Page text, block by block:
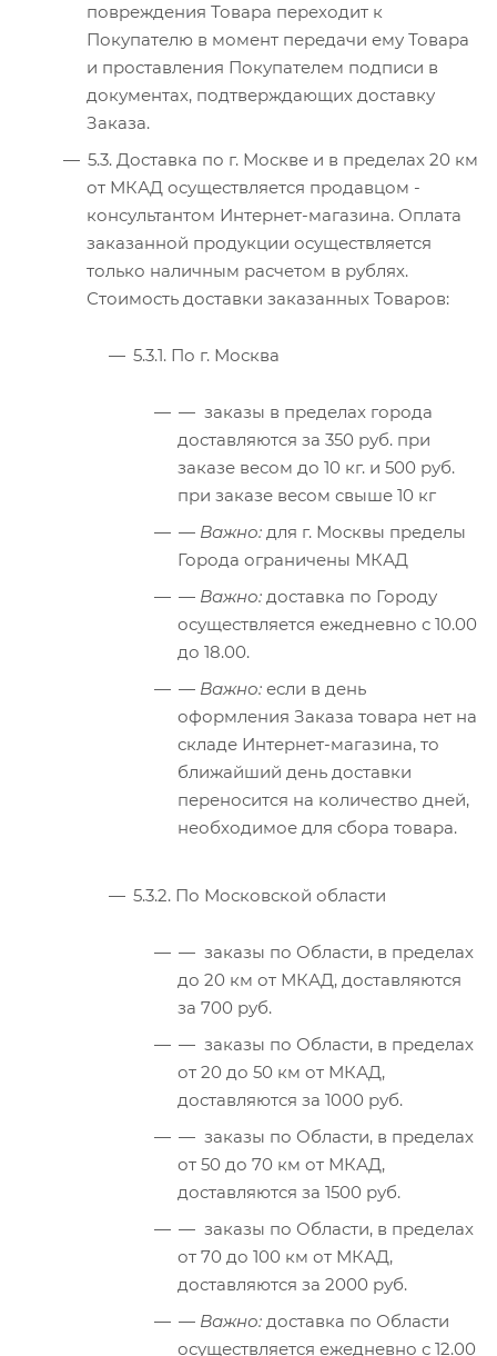
повреждения Товара переходит к
Покупателю в момент передачи ему Товара
и проставления Покупателем подписи в
документах, подтверждающих доставку
Заказа.
5.3. Доставка по г. Москве и в пределах 20 км
от МКАД осуществляется продавцом -
консультантом Интернет-магазина. Оплата
заказанной продукции осуществляется
только наличным расчетом в рублях.
Стоимость доставки заказанных Товаров:
5.3.1. По г. Москва
— заказы в пределах города
доставляются за 350 руб. при
заказе весом до 10 кг. и 500 руб.
при заказе весом свыше 10 кг
— Важно: для г. Москвы пределы
Города ограничены МКАД
— Важно: доставка по Городу
осуществляется ежедневно с 10.00
до 18.00.
— Важно: если в день
оформления Заказа товара нет на
складе Интернет-магазина, то
ближайший день доставки
переносится на количество дней,
необходимое для сбора товара.
5.3.2. По Московской области
— заказы по Области, в пределах
до 20 км от МКАД, доставляются
за 700 руб.
— заказы по Области, в пределах
от 20 до 50 км от МКАД,
доставляются за 1000 руб.
— заказы по Области, в пределах
от 50 до 70 км от МКАД,
доставляются за 1500 руб.
— заказы по Области, в пределах
от 70 до 100 км от МКАД,
доставляются за 2000 руб.
— Важно: доставка по Области
осуществляется ежедневно с 12.00